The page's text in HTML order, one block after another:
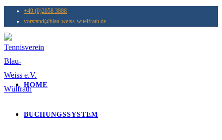
+49 (0)2058 3888
vorstand@blau-weiss-wuelfrath.de
HOME
BUCHUNGSSYSTEM